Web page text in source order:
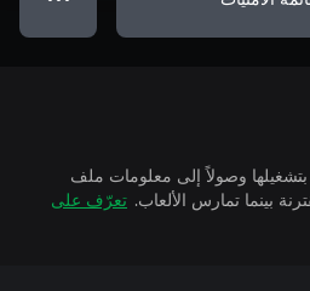
بتشغيلها وصولاً إلى معلومات ملف
تعرّف على